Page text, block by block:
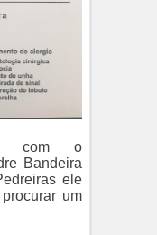
com o
Bandeira
ele
um